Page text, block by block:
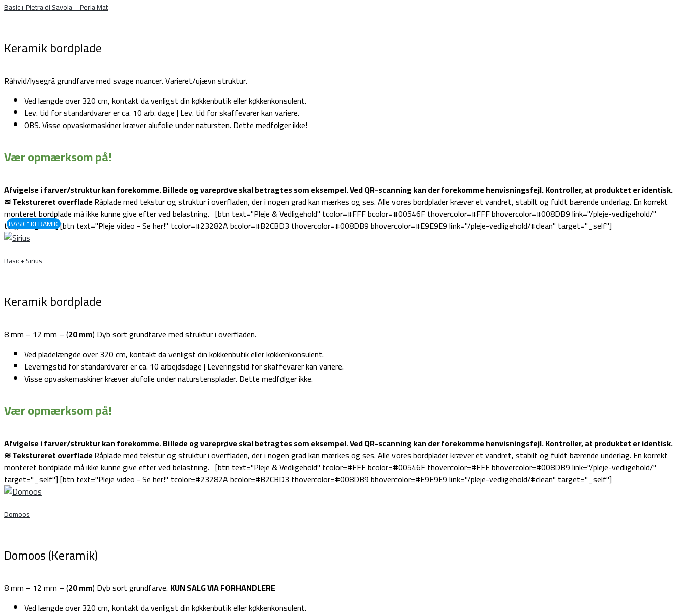
Basic+ Pietra di Savoia – Perla Mat
Keramik bordplade
Råhvid/lysegrå grundfarve med svage nuancer. Varieret/ujævn struktur.
Ved længde over 320 cm, kontakt da venligst din køkkenbutik eller køkkenkonsulent.
Lev. tid for standardvarer er ca. 10 arb. dage | Lev. tid for skaffevarer kan variere.
OBS. Visse opvaskemaskiner kræver alufolie under natursten. Dette medfølger ikke!
Vær opmærksom på!
Afvigelse i farver/struktur kan forekomme. Billede og vareprøve skal betragtes som eksempel.Ved QR-scanning kan der forekomme henvisningsfejl. Kontroller, at produktet er identisk.
≋ Tekstureret overfladeRåplade med tekstur og struktur i overfladen, der i nogen grad kan mærkes og ses. Alle vores bordplader kræver et vandret, stabilt og fuldt bærende underlag. En korrekt
monteret bordplade må ikke kunne give efter ved belastning. [btn text="Pleje & Vedligehold" tcolor=#FFF bcolor=#00546F thovercolor=#FFF bhovercolor=#008DB9 link="/pleje-vedligehold/"
target="_self"] [btn text="Pleje video - Se her!" tcolor=#23282A bcolor=#B2CBD3 thovercolor=#008DB9 bhovercolor=#E9E9E9 link="/pleje-vedligehold/#clean" target="_self"]
BASIC⁺ KERAMIK
Basic+ Sirius
Keramik bordplade
8 mm – 12 mm – (20 mm) Dyb sort grundfarve med struktur i overfladen.
Ved pladelængde over 320 cm, kontakt da venligst din køkkenbutik eller køkkenkonsulent.
Leveringstid for standardvarer er ca. 10 arbejdsdage | Leveringstid for skaffevarer kan variere.
Visse opvaskemaskiner kræver alufolie under naturstensplader. Dette medfølger ikke.
Vær opmærksom på!
Afvigelse i farver/struktur kan forekomme. Billede og vareprøve skal betragtes som eksempel.Ved QR-scanning kan der forekomme henvisningsfejl. Kontroller, at produktet er identisk.
≋ Tekstureret overfladeRåplade med tekstur og struktur i overfladen, der i nogen grad kan mærkes og ses. Alle vores bordplader kræver et vandret, stabilt og fuldt bærende underlag. En korrekt
monteret bordplade må ikke kunne give efter ved belastning. [btn text="Pleje & Vedligehold" tcolor=#FFF bcolor=#00546F thovercolor=#FFF bhovercolor=#008DB9 link="/pleje-vedligehold/"
target="_self"] [btn text="Pleje video - Se her!" tcolor=#23282A bcolor=#B2CBD3 thovercolor=#008DB9 bhovercolor=#E9E9E9 link="/pleje-vedligehold/#clean" target="_self"]
Domoos
Domoos (Keramik)
8 mm – 12 mm – (20 mm) Dyb sort grundfarve. KUN SALG VIA FORHANDLERE
Ved længde over 320 cm, kontakt da venligst din køkkenbutik eller køkkenkonsulent.